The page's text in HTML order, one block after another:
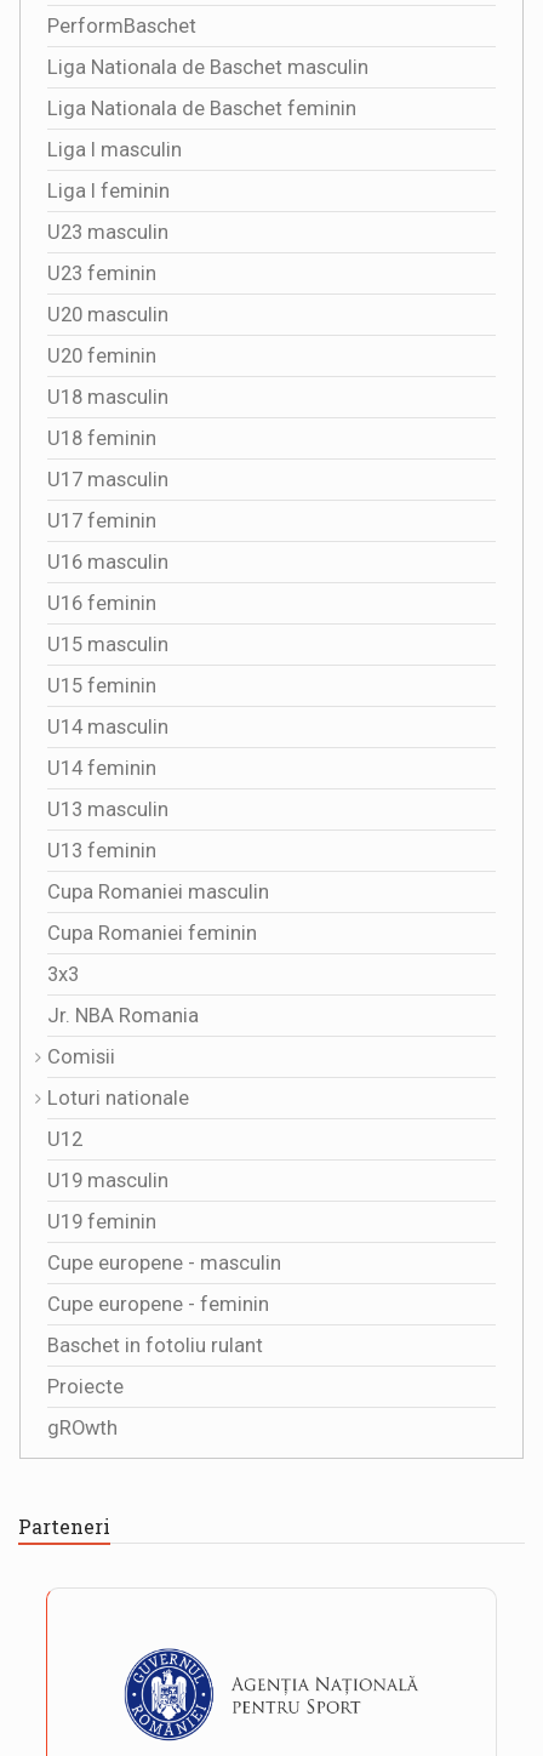
PerformBaschet
Liga Nationala de Baschet masculin
Liga Nationala de Baschet feminin
Liga I masculin
Liga I feminin
U23 masculin
U23 feminin
U20 masculin
U20 feminin
U18 masculin
U18 feminin
U17 masculin
U17 feminin
U16 masculin
U16 feminin
U15 masculin
U15 feminin
U14 masculin
U14 feminin
U13 masculin
U13 feminin
Cupa Romaniei masculin
Cupa Romaniei feminin
3x3
Jr. NBA Romania
Comisii
Loturi nationale
U12
U19 masculin
U19 feminin
Cupe europene - masculin
Cupe europene - feminin
Baschet in fotoliu rulant
Proiecte
gROwth
Parteneri